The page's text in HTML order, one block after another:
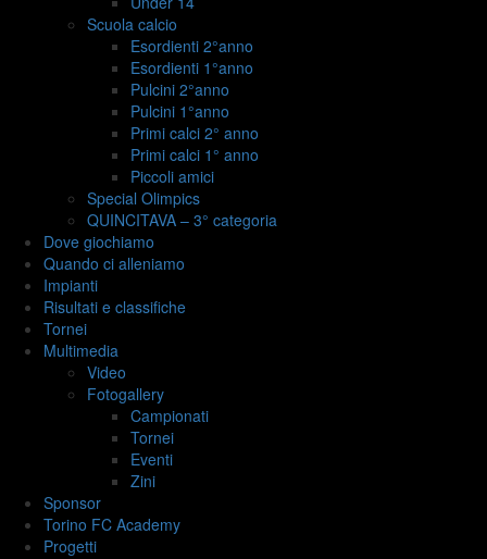
Scuola calcio
Esordienti 2°anno
Esordienti 1°anno
Pulcini 2°anno
Pulcini 1°anno
Primi calci 2° anno
Primi calci 1° anno
Piccoli amici
Special Olimpics
QUINCITAVA – 3° categoria
Dove giochiamo
Quando ci alleniamo
Impianti
Risultati e classifiche
Tornei
Multimedia
Video
Fotogallery
Campionati
Tornei
Eventi
Zini
Sponsor
Torino FC Academy
Progetti